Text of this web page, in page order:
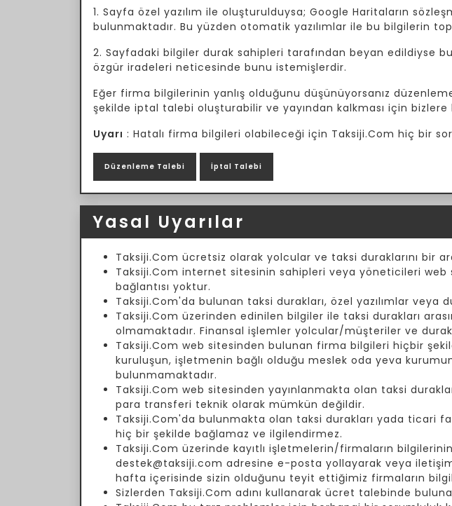
1. Sayfa özel yazılım ile oluşturulduysa; Google Haritaların
bulunmaktadır. Bu yüzden otomatik yazılımlar ile bu bilgilerin
2. Sayfadaki bilgiler durak sahipleri tarafından beyan edildiyse
özgür iradeleri neticesinde bunu istemişlerdir.
Eğer firma bilgilerinin yanlış olduğunu düşünüyorsanız
şekilde iptal talebi oluşturabilir ve yayından kalkması için bizlere
Uyarı : Hatalı firma bilgileri olabileceği için Taksiji.Com hiç bir
Düzenleme Talebi İptal Talebi
Yasal Uyarılar
Taksiji.Com ücretsiz olarak yolcular ve taksi duraklarını bir
Taksiji.Com internet sitesinin sahipleri veya yöneticileri
bağlantısı yoktur.
Taksiji.Com'da bulunan taksi durakları, özel yazılımlar
Taksiji.Com üzerinden edinilen bilgiler ile taksi durakları
olmamaktadır. Finansal işlemler yolcular/müşteriler ve
Taksiji.Com web sitesinden bulunan firma bilgileri hiçbir
kuruluşun, işletmenin bağlı olduğu meslek oda yeva
bulunmamaktadır.
Taksiji.Com web sitesinden yayınlanmakta olan taksi
para transferi teknik olarak mümkün değildir.
Taksiji.Com'da bulunmakta olan taksi durakları yada ticari
hiç bir şekilde bağlamaz ve ilgilendirmez.
Taksiji.Com üzerinde kayıtlı işletmelerin/firmaların
destek@taksiji.com adresine e-posta yollayarak veya
hafta içerisinde sizin olduğunu teyit ettiğimiz firmaların
Sizlerden Taksiji.Com adını kullanarak ücret talebinde